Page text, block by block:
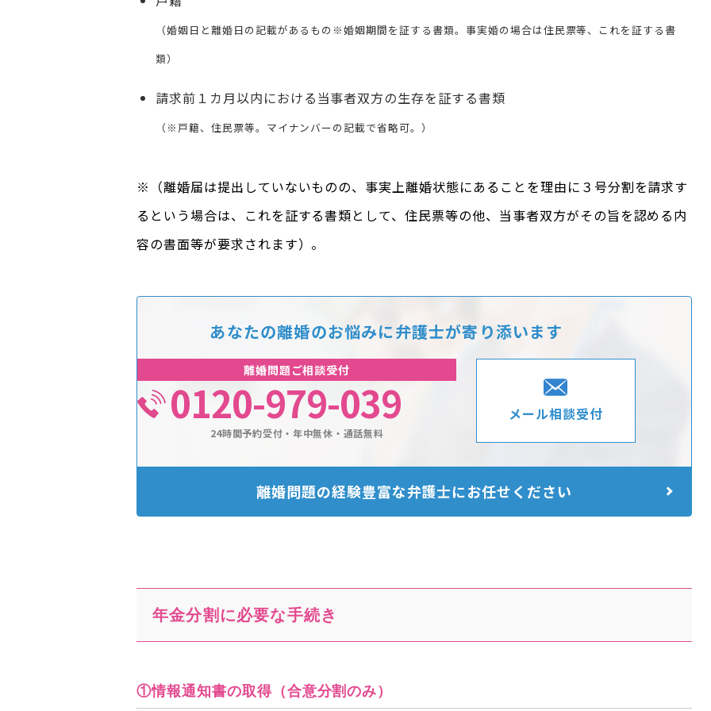
（婚姻日と離婚日の記載があるもの※婚姻期間を証する書類。事実婚の場合は住民票等、これを証する書
類）
請求前１カ月以内における当事者双方の生存を証する書類
（※戸籍、住民票等。マイナンバーの記載で省略可。）
※（離婚届は提出していないものの、事実上離婚状態にあることを理由に３号分割を請求す
るという場合は、これを証する書類として、住民票等の他、当事者双方がその旨を認める内
容の書面等が要求されます）。
あなたの離婚のお悩みに弁護士が寄り添います
離婚問題ご相談受付
0120-979-039
24時間予約受付・年中無休・通話無料
メール相談受付
離婚問題の経験豊富な弁護士にお任せください
年金分割に必要な手続き
①情報通知書の取得（合意分割のみ）